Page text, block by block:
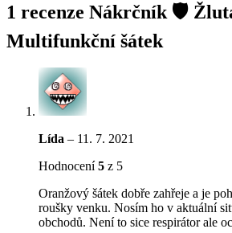
1 recenze Nákrčník 🛡️
Multifunkční šátek
Lída – 11. 7. 2021
Hodnocení 5 z 5
Oranžový šátek dobře zahřeje a je
roušky venku. Nosím ho v aktuální
obchodů. Není to sice respirátor ale